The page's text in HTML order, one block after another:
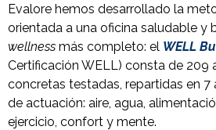
Evalore hemos desarrollado la
orientada a una oficina saludable y
wellness más completo: el WELL
Certificación WELL) consta de 209
concretas testadas, repartidas en 7
de actuación: aire, agua,
ejercicio, confort y mente.